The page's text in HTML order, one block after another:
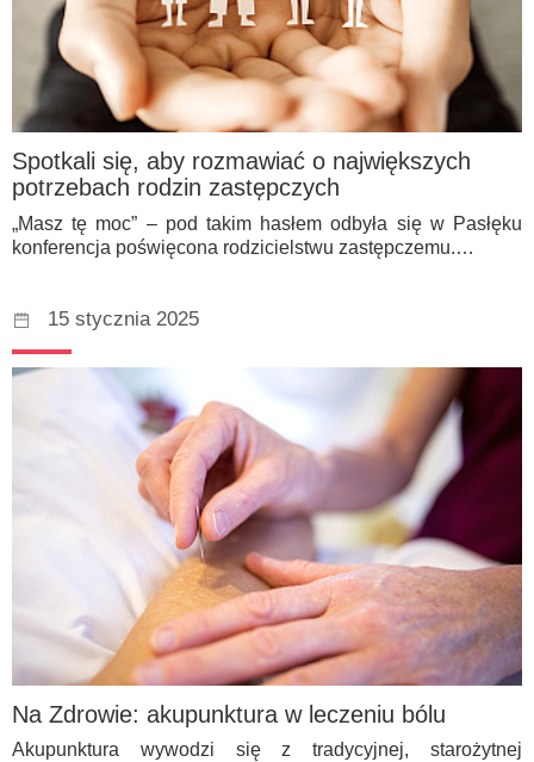
Spotkali się, aby rozmawiać o największych
potrzebach rodzin zastępczych
„Masz tę moc” – pod takim hasłem odbyła się w Pasłęku
konferencja poświęcona rodzicielstwu zastępczemu.…
15 stycznia 2025
Na Zdrowie: akupunktura w leczeniu bólu
Akupunktura wywodzi się z tradycyjnej, starożytnej